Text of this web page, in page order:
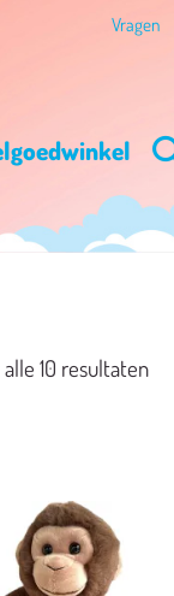
Vragen
10 resultaten
Toevoegen